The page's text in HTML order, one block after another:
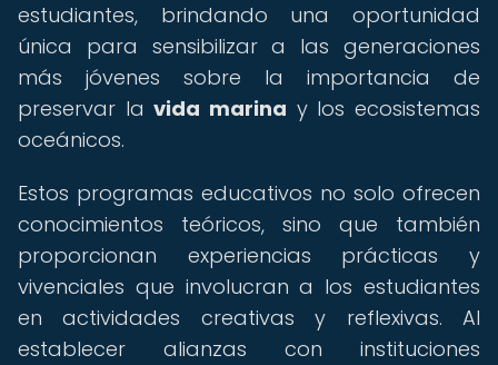
estudiantes, brindando una oportunidad
única para sensibilizar a las generaciones
más jóvenes sobre la importancia de
preservar lavida marina y los ecosistemas
oceánicos.
Estos programas educativos no solo ofrecen
conocimientos teóricos, sino que también
proporcionan experiencias prácticas y
vivenciales que involucran a los estudiantes
en actividades creativas y reflexivas. Al
establecer alianzas con instituciones